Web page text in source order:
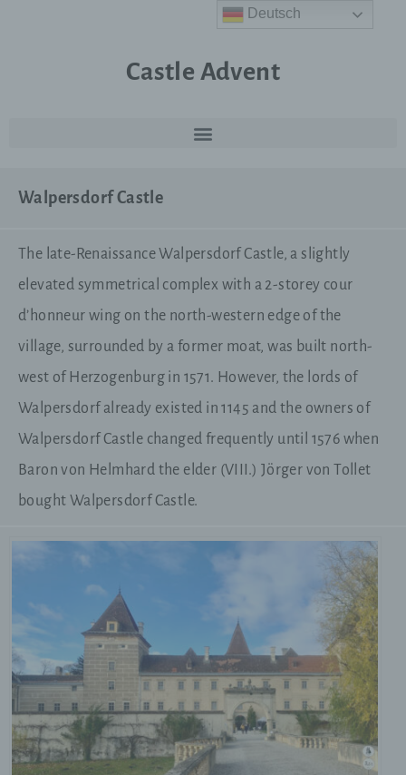
Castle Advent
Walpersdorf Castle
The late-Renaissance Walpersdorf Castle, a slightly
elevated symmetrical complex with a 2-storey cour
d’honneur wing on the north-western edge of the
village, surrounded by a former moat, was built north-
west of Herzogenburg in 1571. However, the lords of
Walpersdorf already existed in 1145 and the owners of
Walpersdorf Castle changed frequently until 1576 when
Baron von Helmhard the elder (VIII.) Jörger von Tollet
bought Walpersdorf Castle.
Deutsch